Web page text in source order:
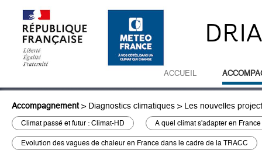
ACCUEIL
Accompagnement> Diagnostics climatiques > Les nouvelles
Climat passé et futur : Climat-HD A quel climat s'adapter en
Evolution des vagues de chaleur en France dans le cadre de la TRACC